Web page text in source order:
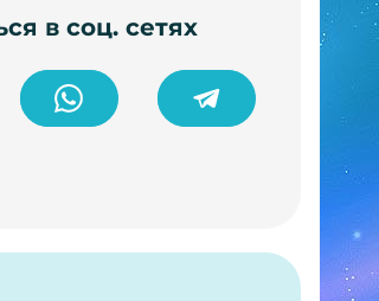
в соц. сетях